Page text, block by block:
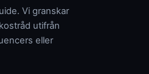
Vi granskar
utifrån
eller